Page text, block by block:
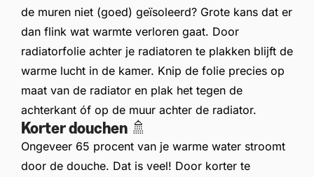
de muren niet (goed) geïsoleerd? Grote kans dat er
dan flink wat warmte verloren gaat. Door
radiatorfolie achter je radiatoren te plakken blijft de
warme lucht in de kamer. Knip de folie precies op
maat van de radiator en plak het tegen de
achterkant óf op de muur achter de radiator.
Korter douchen 🚿
Ongeveer 65 procent van je warme water stroomt
door de douche. Dat is veel! Door korter te